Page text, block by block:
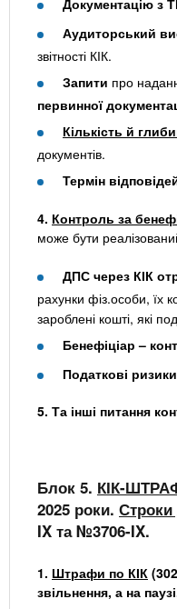
Документацію з
Аудиторський
звітності КІК.
Запити про
первинної
Кількість й
документів.
Термін
4. Контроль за
може бути
ДПС через КІК
рахунки фіз.особи, їх
зароблені кошті, які
Бенефіціар –
Податкові ризики
5. Та інші питання
Блок 5. КІК-
2025 роки. Строки
IX та №3706-IX.
1. Штрафи по КІК
звільнення, а на